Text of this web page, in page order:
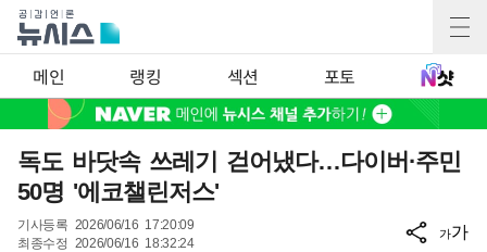
메인 랭킹 섹션 포토
독도 바닷속 쓰레기 걷어냈다…다이버·주민
50명 '에코챌린저스'
기사등록 2026/06/16 17:20:09
최종수정 2026/06/16 18:32:24
가가